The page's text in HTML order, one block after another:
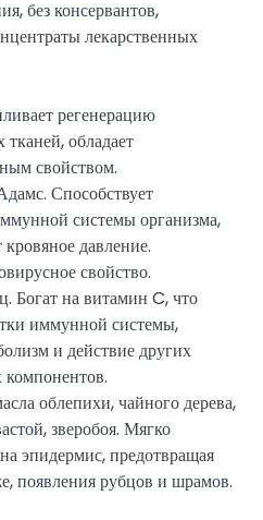
без консервантов,
лекарственных
регенерацию
обладает
свойством.
Способствует
системы организма,
кровяное давление.
свойство.
Богат на витамин C, что
иммунной системы,
и действие других
облепихи, чайного дерева,
зверобоя. Мягко
эпидермис, предотвращая
появления рубцов и шрамов.